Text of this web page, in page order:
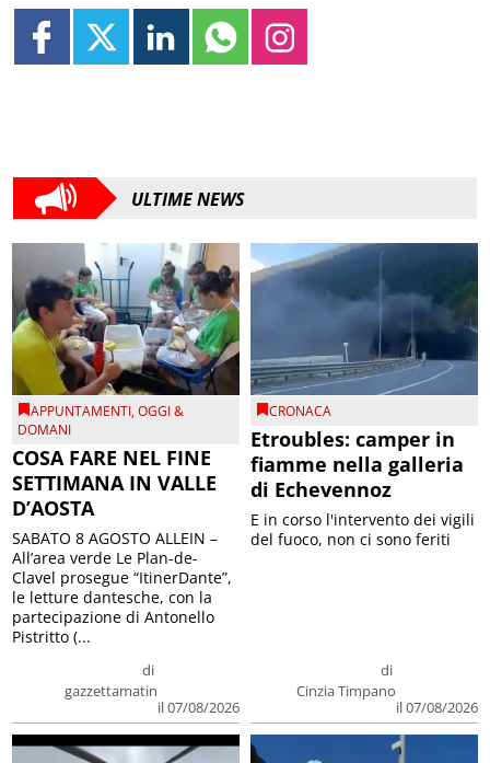
ULTIME NEWS
APPUNTAMENTI,OGGI &
DOMANI
COSA FARE NEL FINE
SETTIMANA IN VALLE
D’AOSTA
di
gazzettamatin
il 07/08/2026
SABATO 8 AGOSTO ALLEIN –
All’area verde Le Plan-de-
Clavel prosegue “ItinerDante”,
le letture dantesche, con la
partecipazione di Antonello
Pistritto (...
CRONACA
Etroubles: camper in
fiamme nella galleria
di Echevennoz
di
Cinzia Timpano
il 07/08/2026
E in corso l'intervento dei vigili
del fuoco, non ci sono feriti